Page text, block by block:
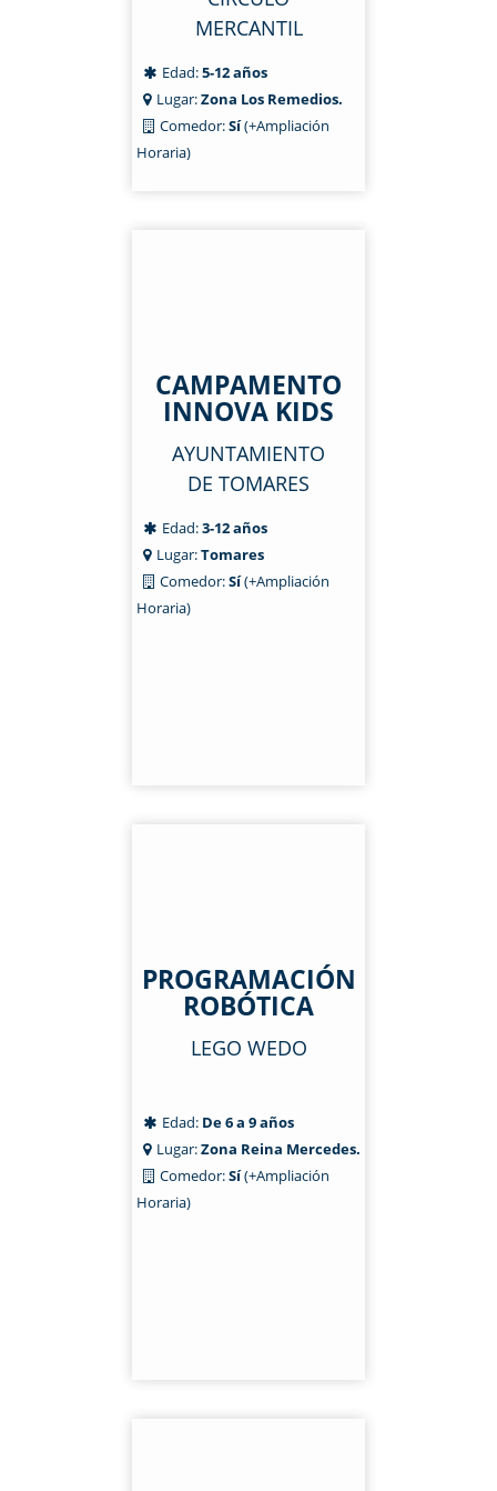
MERCANTIL
Edad:5-12 años
Lugar:Zona Los Remedios.
Comedor:Sí(+Ampliación
Horaria)
CAMPAMENTO
INNOVA KIDS
AYUNTAMIENTO
DE TOMARES
Edad:3-12 años
Lugar:Tomares
Comedor:Sí(+Ampliación
Horaria)
PROGRAMACIÓN
ROBÓTICA
LEGO WEDO
Edad: De 6 a 9 años
Lugar:Zona Reina Mercedes.
Comedor:Sí(+Ampliación
Horaria)